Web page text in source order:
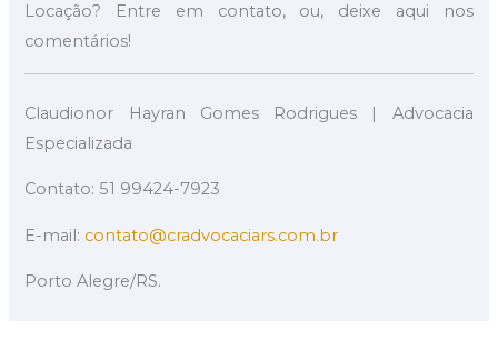
Locação? Entre em contato, ou, deixe aqui nos
comentários!
Claudionor Hayran Gomes Rodrigues | Advocacia
Especializada
Contato: 51 99424-7923
E-mail: contato@cradvocaciars.com.br
Porto Alegre/RS.